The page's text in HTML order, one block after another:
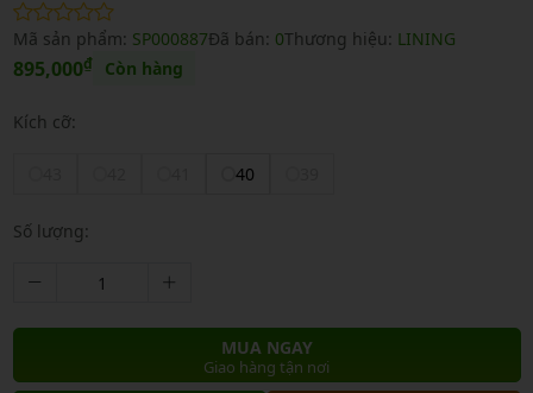
Mã sản phẩm: SP000887Đã bán: 0Thương hiệu: LINING
895,000₫ Còn hàng
Kích cỡ:
40
Số lượng:
MUA NGAY
Giao hàng tận nơi